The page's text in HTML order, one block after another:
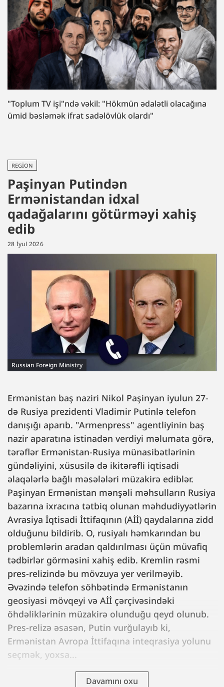
"Toplum TV işi"ndə vəkil: "Hökmün ədalətli olacağına
ümid bəsləmək ifrat sadəlövlük olardı"
REGION
Paşinyan Putindən
Ermənistandan idxal
qadağalarını götürməyi xahiş
edib
28 İyul 2026
Russian Foreign Ministry
Ermənistan baş naziri Nikol Paşinyan iyulun 27-
də Rusiya prezidenti Vladimir Putinlə telefon
danışığı aparıb. "Armenpress" agentliyinin baş
nazir aparatına istinadən verdiyi məlumata görə,
tərəflər Ermənistan-Rusiya münasibətlərinin
gündəliyini, xüsusilə də ikitərəfli iqtisadi
əlaqələrlə bağlı məsələləri müzakirə ediblər.
Paşinyan Ermənistan mənşəli məhsulların Rusiya
bazarına ixracına tətbiq olunan məhdudiyyətlərin
Avrasiya İqtisadi İttifaqının (Aİİ) qaydalarına zidd
olduğunu bildirib. O, rusiyalı həmkarından bu
problemlərin aradan qaldırılması üçün müvafiq
tədbirlər görməsini xahiş edib. Kremlin rəsmi
pres-relizində bu mövzuya yer verilməyib.
Əvəzində telefon söhbətində Ermənistanın
geosiyasi mövqeyi və Aİİ çərçivəsindəki
öhdəliklərinin müzakirə olunduğu qeyd olunub.
Pres-relizə əsasən, Putin vurğulayıb ki,
Ermənistan Avropa İttifaqına inteqrasiya yolunu
seçmək, yoxsa...
Davamını oxu